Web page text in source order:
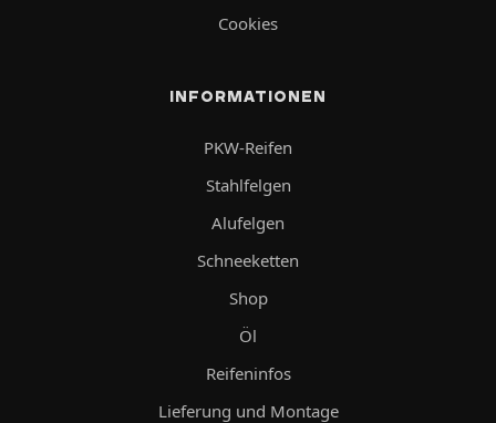
Cookies
INFORMATIONEN
PKW-Reifen
Stahlfelgen
Alufelgen
Schneeketten
Shop
Öl
Reifeninfos
Lieferung und Montage